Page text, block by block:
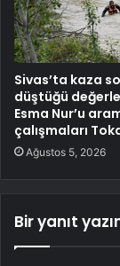
Sivas’ta kaza
düştüğü
Esma Nur’u
çalışmaları
Ağustos 5, 2026
Bir yanıt